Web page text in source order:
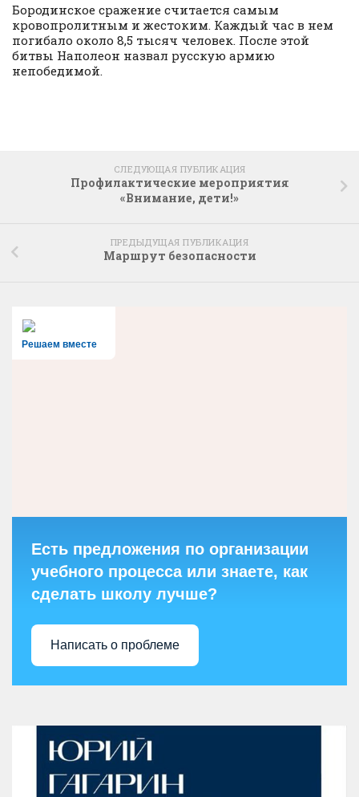
Бородинское сражение считается самым
кровопролитным и жестоким. Каждый час в нем
погибало около 8,5 тысяч человек. После этой
битвы Наполеон назвал русскую армию
непобедимой.
СЛЕДУЮЩАЯ ПУБЛИКАЦИЯ
Профилактические мероприятия
«Внимание, дети!»
ПРЕДЫДУЩАЯ ПУБЛИКАЦИЯ
Маршрут безопасности
Решаем вместе
Есть предложения по организации
учебного процесса или знаете, как
сделать школу лучше?
Написать о проблеме